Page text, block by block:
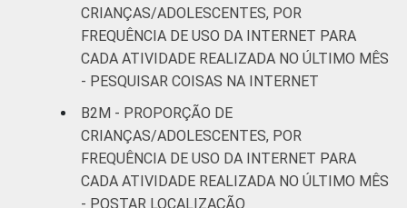
CRIANÇAS/ADOLESCENTES, POR
FREQUÊNCIA DE USO DA INTERNET PARA
CADA ATIVIDADE REALIZADA NO ÚLTIMO MÊS
- PESQUISAR COISAS NA INTERNET
B2M - PROPORÇÃO DE
CRIANÇAS/ADOLESCENTES, POR
FREQUÊNCIA DE USO DA INTERNET PARA
CADA ATIVIDADE REALIZADA NO ÚLTIMO MÊS
- POSTAR LOCALIZAÇÃO